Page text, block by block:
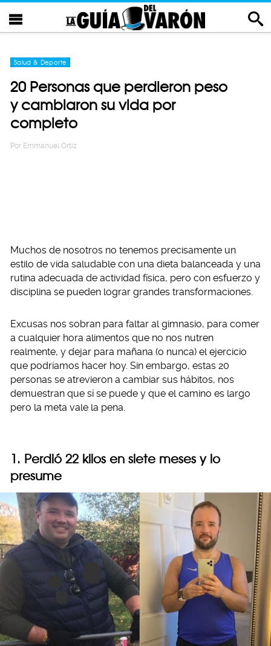
Salud & Deporte
20 Personas que perdieron peso
y cambiaron su vida por
completo
Por Emmanuel Ortiz
Muchos de nosotros no tenemos precisamente un
estilo de vida saludable con una dieta balanceada y una
rutina adecuada de actividad física, pero con esfuerzo y
disciplina se pueden lograr grandes transformaciones.
Excusas nos sobran para faltar al gimnasio, para comer
a cualquier hora alimentos que no nos nutren
realmente, y dejar para mañana (o nunca) el ejercicio
que podríamos hacer hoy. Sin embargo, estas 20
personas se atrevieron a cambiar sus hábitos, nos
demuestran que sí se puede y que el camino es largo
pero la meta vale la pena.
1. Perdió 22 kilos en siete meses y lo
presume